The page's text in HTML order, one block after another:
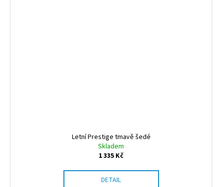
Letní Prestige tmavě šedé
Skladem
1 335 Kč
DETAIL